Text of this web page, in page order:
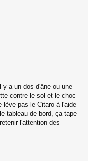
y a un dos-d'âne ou une
contre le sol et le choc
lève pas le Citaro à l'aide
tableau de bord, ça tape
l'attention des